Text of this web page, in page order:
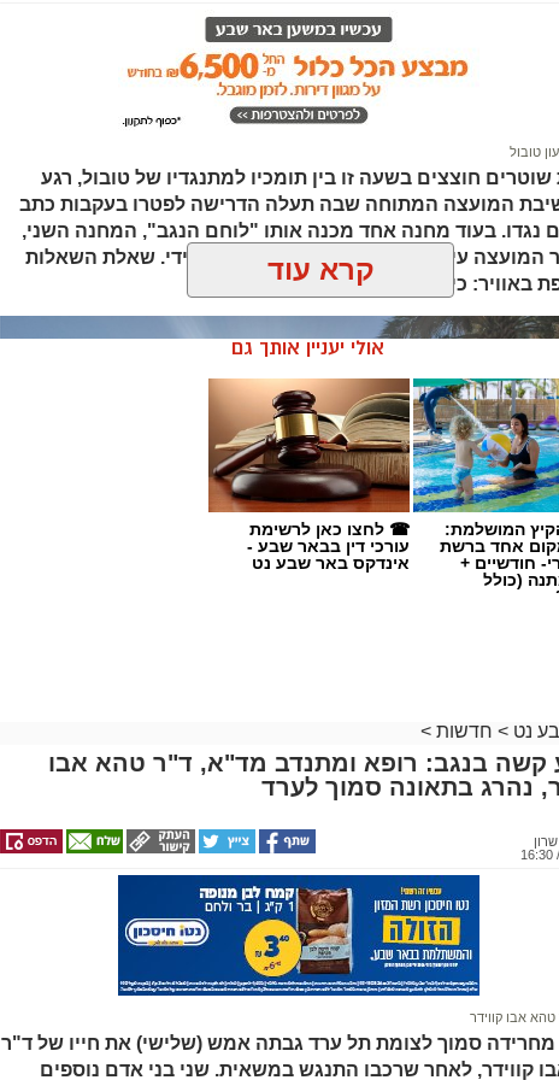
טובול
חוצצים בשעה זו בין תומכיו למתנגדיו של טובול, רגע
המועצה המתוחה שבה תעלה הדרישה לפטרו בעקבות כתב
נגדו. בעוד מחנה אחד מכנה אותו "לוחם הנגב", המחנה השני,
המועצה עידו אטיאס, דורש את סילוקו המיידי. שאלת השאלות
באוויר: כיצד יכריע רוביק דנילוביץ'?
באר שבע נט
נרשם בשעה זו ברחבת עיריית באר שבע: הפגנה יצרית וסוערת מתקיימת
מחוץ לבניין העירייה, דקות ספורות לפני פתיחתה של אחת מישיבות
הטעונות ביותר שידעה העיר בתקופה האחרונה. על סדר היום עומדת
של חברי המועצה להדיח לאלתר את סגן ראש העיר, שמעון טובול, על רקע
האישום נגדו בגין תקיפת שני עובדי תחנת דלק.
נוכחים כוחות משטרה גדולים, הכוללים עשרות שוטרים, אשר נאלצים לחצוץ
התומכים: עומד מאחורי טובול ומגבה את מעשיו. המפגינים בצד זה
קרא עוד
אולי יעניין אותך גם
הקיץ המושלמת:
אחד ברשת
חודשיים +
(כולל
☎ לחצו כאן לרשימת
עורכי דין בבאר שבע -
אינדקס באר שבע נט
נט > חדשות >
קשה בנגב: רופא ומתנדב מד"א, ד"ר טהא אבו
נהרג בתאונה סמוך לערד
אבו קווידר
מחרידה סמוך לצומת תל ערד גבתה אמש (שלישי) את חייו של ד"ר
קווידר, לאחר שרכבו התנגש במשאית. שני בני אדם נוספים